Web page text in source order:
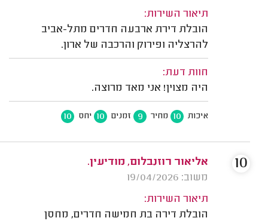
תיאור השירות:
הובלת דירת ארבעה חדרים מתל-אביב
להרצליה ופירוק והרכבה של ארון.
חוות דעת:
היה מצוין! אני מאד מרוצה.
איכות 10 מחיר 9 זמנים 10 יחס 10
אליאור רוזנבלום, מודיעין.
משוב: 19/04/2026
תיאור השירות:
הובלת דירה בת חמישה חדרים, מחסן
10